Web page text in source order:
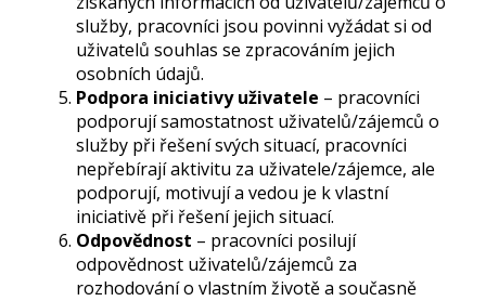
služby, pracovníci jsou povinni vyžádat si od
uživatelů souhlas se zpracováním jejich
osobních údajů.
Podpora iniciativy uživatele – pracovníci
podporují samostatnost uživatelů/zájemců o
služby při řešení svých situací, pracovníci
nepřebírají aktivitu za uživatele/zájemce, ale
podporují, motivují a vedou je k vlastní
iniciativě při řešení jejich situací.
Odpovědnost – pracovníci posilují
odpovědnost uživatelů/zájemců za
rozhodování o vlastním životě a současně